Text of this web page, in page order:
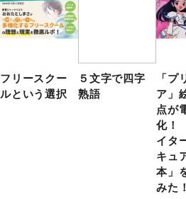
フリースクー
ルという選択
５文字で四字
熟語
「プ
ア」
点が
化！
イタ
キュ
本」
みた！